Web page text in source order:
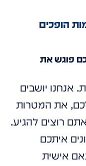
הופכים
פוגש את
אנחנו יושבים
את המטרות
רוצים להגיע.
איתכם
אישית